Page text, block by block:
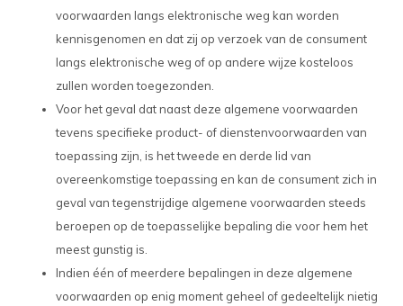
voorwaarden langs elektronische weg kan worden
kennisgenomen en dat zij op verzoek van de consument
langs elektronische weg of op andere wijze kosteloos
zullen worden toegezonden.
Voor het geval dat naast deze algemene voorwaarden
tevens specifieke product- of dienstenvoorwaarden van
toepassing zijn, is het tweede en derde lid van
overeenkomstige toepassing en kan de consument zich in
geval van tegenstrijdige algemene voorwaarden steeds
beroepen op de toepasselijke bepaling die voor hem het
meest gunstig is.
Indien één of meerdere bepalingen in deze algemene
voorwaarden op enig moment geheel of gedeeltelijk nietig